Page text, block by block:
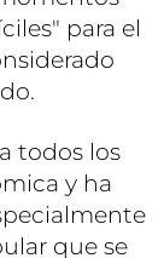
para el
todos los
y ha
que se